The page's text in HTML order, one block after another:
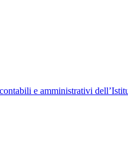
e amministrativi